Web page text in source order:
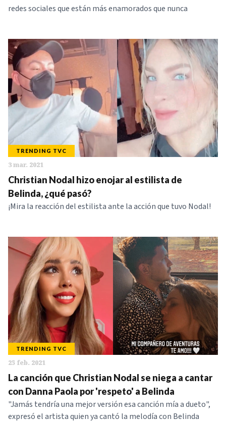
redes sociales que están más enamorados que nunca
TRENDING TVC
3 mar. 2021
Christian Nodal hizo enojar al estilista de
Belinda, ¿qué pasó?
¡Mira la reacción del estilista ante la acción que tuvo Nodal!
TRENDING TVC
25 feb. 2021
La canción que Christian Nodal se niega a cantar
con Danna Paola por 'respeto' a Belinda
"Jamás tendría una mejor versión esa canción mía a dueto",
expresó el artista quien ya cantó la melodía con Belinda